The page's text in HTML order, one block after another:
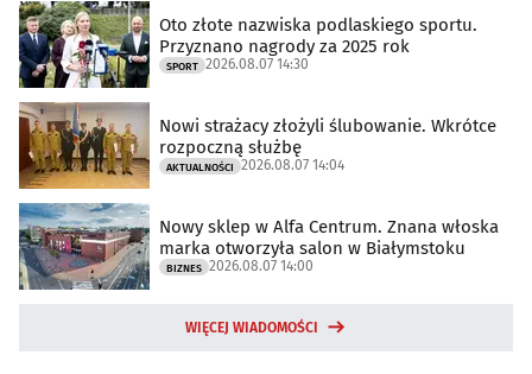
Oto złote nazwiska podlaskiego sportu.
Przyznano nagrody za 2025 rok
SPORT 2026.08.07 14:30
Nowi strażacy złożyli ślubowanie. Wkrótce
rozpoczną służbę
AKTUALNOŚCI 2026.08.07 14:04
Nowy sklep w Alfa Centrum. Znana włoska
marka otworzyła salon w Białymstoku
BIZNES 2026.08.07 14:00
WIĘCEJ WIADOMOŚCI